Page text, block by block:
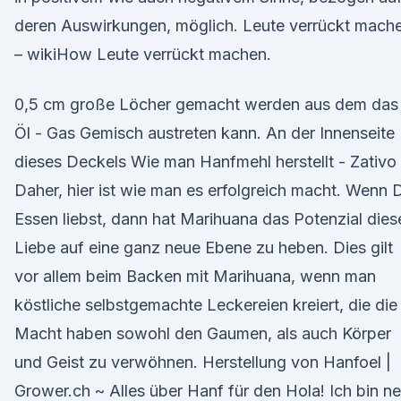
deren Auswirkungen, möglich. Leute verrückt
– wikiHow Leute verrückt machen.
0,5 cm große Löcher gemacht werden aus dem das
Öl - Gas Gemisch austreten kann. An der Innenseite
dieses Deckels Wie man Hanfmehl herstellt - Zativo
Daher, hier ist wie man es erfolgreich macht. Wenn
Essen liebst, dann hat Marihuana das Potenzial
Liebe auf eine ganz neue Ebene zu heben. Dies gilt
vor allem beim Backen mit Marihuana, wenn man
köstliche selbstgemachte Leckereien kreiert, die die
Macht haben sowohl den Gaumen, als auch Körper
und Geist zu verwöhnen. Herstellung von Hanfoel |
Grower.ch ~ Alles über Hanf für den Hola! Ich bin